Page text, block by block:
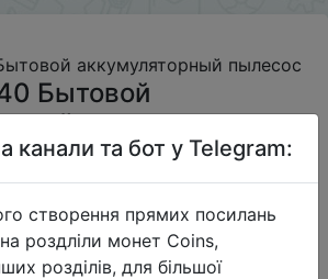
Бытовой
пылесос
$139.99
канали та бот у Telegram:
створення прямих посилань
роздліли монет Coins,
розділів, для більшої